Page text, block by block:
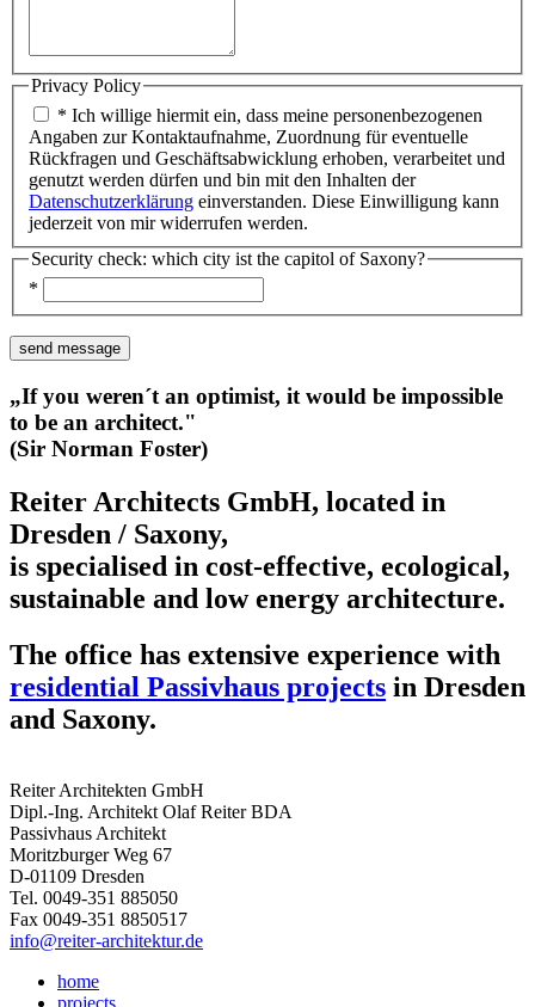
Privacy Policy
* Ich willige hiermit ein, dass meine personenbezogenen
Angaben zur Kontaktaufnahme, Zuordnung für eventuelle
Rückfragen und Geschäftsabwicklung erhoben, verarbeitet und
genutzt werden dürfen und bin mit den Inhalten der
Datenschutzerklärung einverstanden. Diese Einwilligung kann
jederzeit von mir widerrufen werden.
Security check: which city ist the capitol of Saxony?
*
„If you weren´t an optimist, it would be impossible
to be an architect."
(Sir Norman Foster)
Reiter Architects GmbH, located in
Dresden / Saxony,
is specialised in cost-effective, ecological,
sustainable and low energy architecture.
The office has extensive experience with
residential Passivhaus projects in Dresden
and Saxony.
Reiter Architekten GmbH
Dipl.-Ing. Architekt Olaf Reiter BDA
Passivhaus Architekt
Moritzburger Weg 67
D-01109 Dresden
Tel. 0049-351 885050
Fax 0049-351 8850517
info@reiter-architektur.de
home